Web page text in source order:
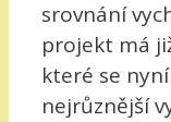
srovnání
projekt má
které se
nejrůznější